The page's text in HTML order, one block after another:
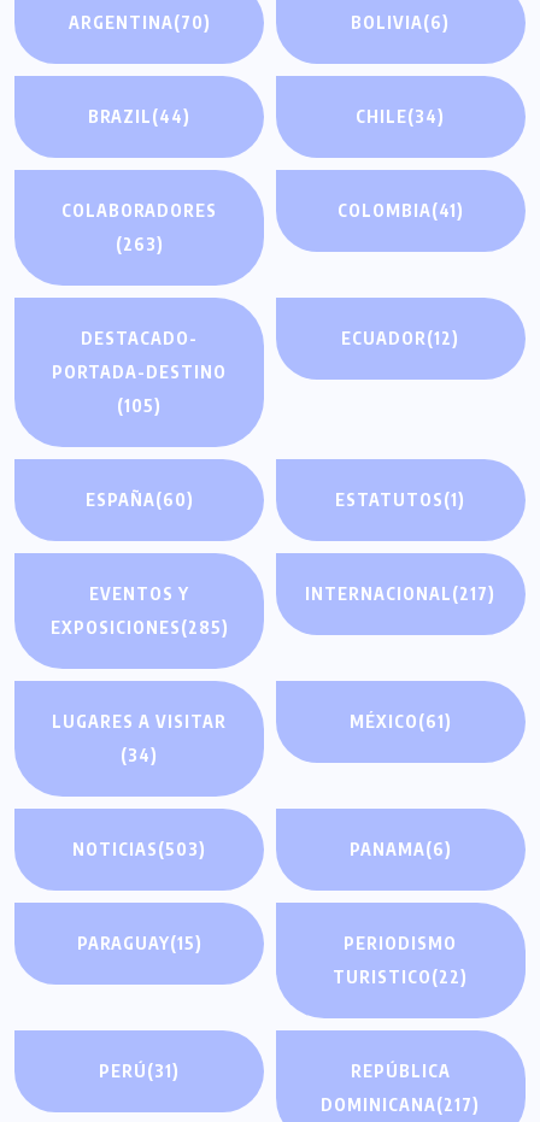
ARGENTINA(70) BOLIVIA(6)
BRAZIL(44) CHILE(34)
COLABORADORES
(263)
COLOMBIA(41)
DESTACADO-
PORTADA-DESTINO
(105)
ECUADOR(12)
ESPAÑA(60) ESTATUTOS(1)
EVENTOS Y
EXPOSICIONES(285)
INTERNACIONAL(217)
LUGARES A VISITAR
(34)
MÉXICO(61)
NOTICIAS(503) PANAMA(6)
PARAGUAY(15)
PERIODISMO
TURISTICO(22)
PERÚ(31)
REPÚBLICA
DOMINICANA(217)